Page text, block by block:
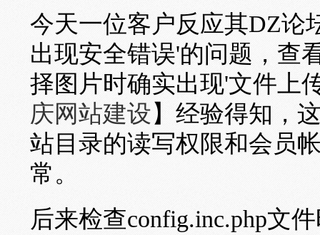
今天一位客户反应其DZ论
出现安全错误'的问题，查
择图片时确实出现'文件上
庆网站建设】经验得知，
站目录的读写权限和会员
常。
后来检查config.inc.php文